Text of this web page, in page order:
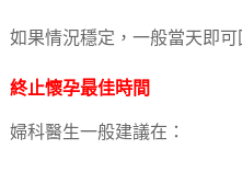
如果情況穩定，一般當天即可
終止懷孕最佳時間
婦科醫生一般建議在：